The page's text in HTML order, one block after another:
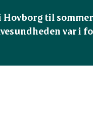
Hovborg til
var i